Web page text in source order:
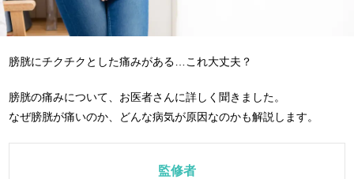
膀胱にチクチクとした痛みがある…これ大丈夫？
膀胱の痛みについて、お医者さんに詳しく聞きました。
なぜ膀胱が痛いのか、どんな病気が原因なのかも解説します。
監修者